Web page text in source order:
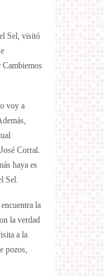
Sel, visitó
Cambiemos
voy a
Corral.
haya es
Sel.
la
la verdad
a la
pozos,